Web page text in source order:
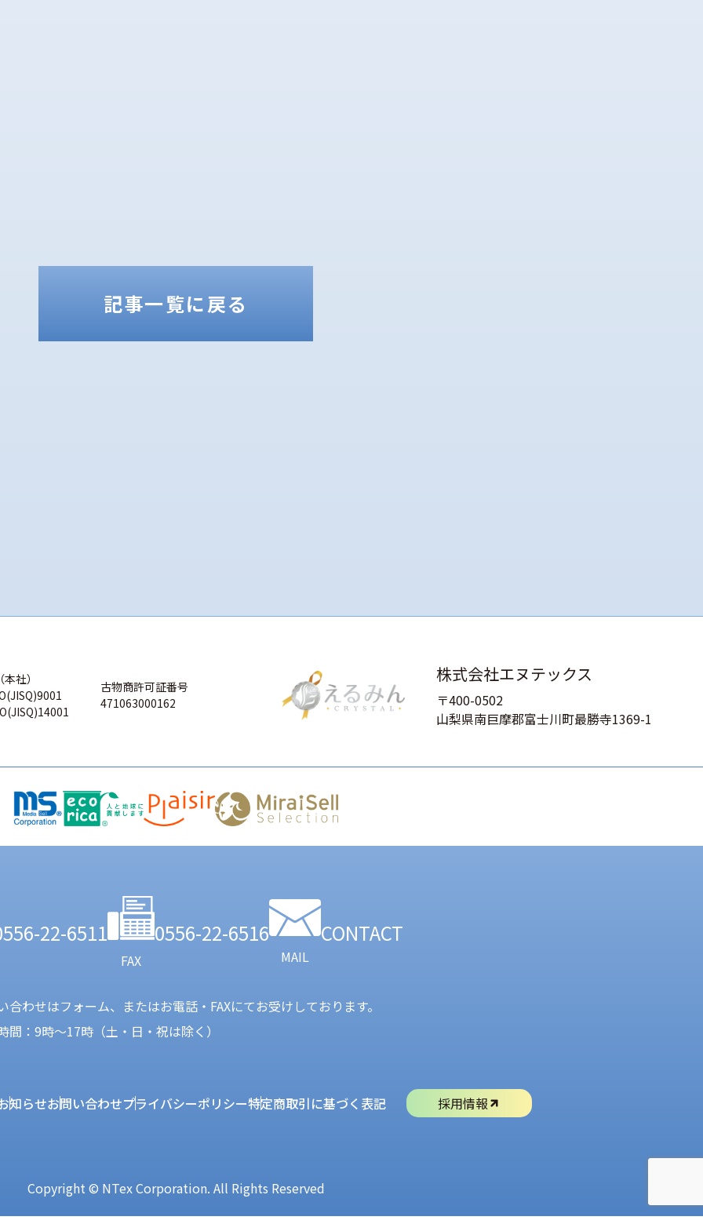
記事一覧に戻る
社）
古物商許可証番号
471063000162
株式会社エヌテックス
〒400-0502
山梨県南巨摩郡富士川町最勝寺1369-1
22-6511
FAX
0556-22-6516
MAIL
CONTACT
合わせはフォーム、またはお電話・FAXにてお受けしております。
間：9時〜17時（土・日・祝は除く）
知らせお問い合わせプライバシーポリシー特定商取引に基づく表記 採用情報
Copyright © NTex Corporation. All Rights Reserved